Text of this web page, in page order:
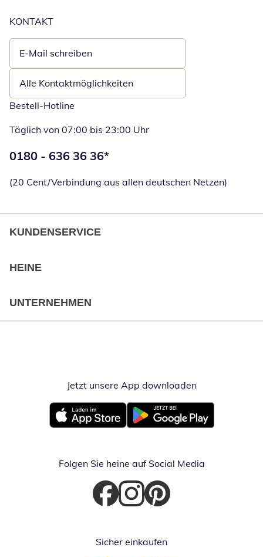
KONTAKT
E-Mail schreiben
Öffnet E-Mail-Client
Alle Kontaktmöglichkeiten
Bestell-Hotline
Täglich von 07:00 bis 23:00 Uhr
Telefonnummer:
0180 - 636 36 36*
(20 Cent/Verbindung aus allen deutschen Netzen)
KUNDENSERVICE
HEINE
UNTERNEHMEN
Jetzt unsere App downloadenÖffnet in
Öffnet in neuem FensterÖffnet in neuem Fenster
Folgen Sie heine auf Social Media
Öffnet in neuem Fenster
Öffnet in neuem Fenster
Öffnet in neuem Fenster
Sicher einkaufen